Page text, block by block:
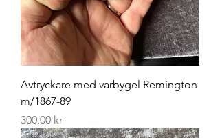
Avtryckare med varbygel Remington
m/1867-89
Pris
300,00 kr